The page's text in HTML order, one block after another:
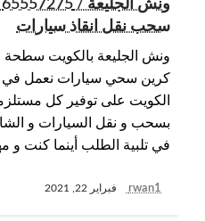
سحب نقل انقاذ سيارات
ونش الجليعة بالكويت سطحة
كرين سحي سيارات نعمل في
الكويت على توفير كل
بسحب و نقل السيارات و
في تلبية الطلب أينما كنت و
rwan1 فبراير 22, 2021